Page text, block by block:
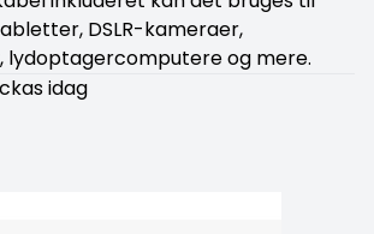
DSLR-kameraer,
lydoptagercomputere og mere.
idag